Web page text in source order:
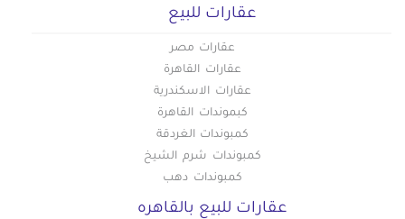
عقارات للبيع
عقارات مصر
عقارات القاهرة
عقارات الاسكندرية
كبموندات القاهرة
كمبوندات الغردقة
كمبوندات شرم الشيخ
كمبوندات دهب
عقارات للبيع بالقاهره